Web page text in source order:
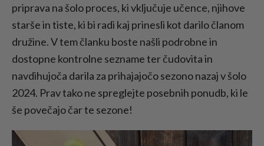
Kontrolni seznam za nazaj v šolo: Za
najstnike
Kontrolni seznam za nazaj v šolo: Za
študente višjih šol
Nakupovanje za nazaj v šolo: Ideje za darila
Kako kar najbolje izkoristiti prodajo za nazaj
v šolo
priprava na šolo proces, ki vključuje učence, njihove
starše in tiste, ki bi radi kaj prinesli kot darilo članom
družine. V tem članku boste našli podrobne in
dostopne kontrolne sezname ter čudovita in
navdihujoča darila za prihajajočo sezono nazaj v šolo
2024. Prav tako ne spreglejte posebnih ponudb, ki le
še povečajo čar te sezone!